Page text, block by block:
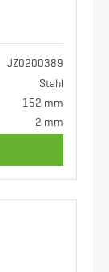
JZ0200389
Stahl
152 mm
2 mm